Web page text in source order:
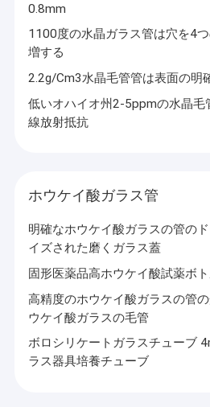
0.8mm
1100度の水晶ガラス管は穴を4
増する
2.2g/Cm3水晶毛管管は表面の明
低いオハイオ州2-5ppmの水晶毛
線放射抵抗
ホウケイ酸ガラス管
明確なホウケイ酸ガラスの管の
イズされた磨くガラス蓋
固形医薬品高ホウケイ酸試薬ボ
高精度のホウケイ酸ガラスの管
ウケイ酸ガラスの毛管
ボロシリケートガラスチューブ
ラス器具培養チューブ